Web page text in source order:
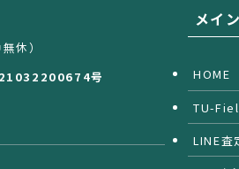
休）
号
メイ
HOME
TU-
LINE査